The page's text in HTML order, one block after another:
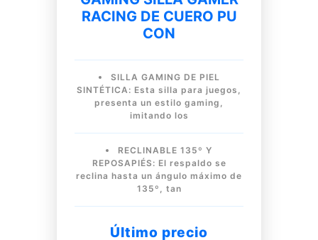
RACING DE CUERO PU
CON
SILLA GAMING DE PIEL
SINTÉTICA: Esta silla para juegos,
presenta un estilo gaming,
imitando los
RECLINABLE 135º Y
REPOSAPIÉS: El respaldo se
reclina hasta un ángulo máximo de
135º, tan
Último precio